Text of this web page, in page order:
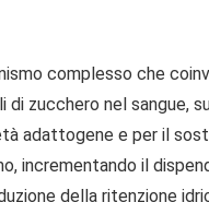
complesso che
di zucchero nel sangue,
adattogene e per il
incrementando il
della ritenzione